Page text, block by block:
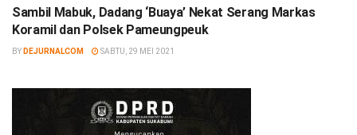
HUKUM DAN KRIMINAL
Sambil Mabuk, Dadang ‘Buaya’ Nekat Serang Markas
Koramil dan Polsek Pameungpeuk
BY DEJURNALCOM SABTU, 29 MEI 2021